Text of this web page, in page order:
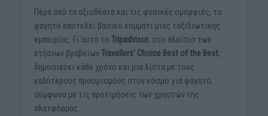
Πέρα από τα αξιοθέατα και τις φυσικές ομορφιές, το
φαγητό αποτελεί βασικό κομμάτι μιας ταξιδιωτικής
εμπειρίας. Γι΄αυτό το Tripadvisor, στο πλαίσιο των
ετήσιων βραβείωνTravellers’ Choice Best of the Best,
δημοσιεύει κάθε χρόνο και μια λίστα με τους
καλύτερους προορισμούς στον κόσμο για φαγητό,
σύμφωνα με τις προτιμήσεις των χρηστών της
πλατφόρμας.